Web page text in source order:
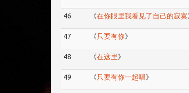
46 《在你眼里我看见了自己的寂寞
47 《只要有你》
48 《在这里》
49 《只要有你一起唱》